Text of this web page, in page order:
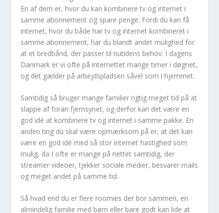
En af dem er, hvor du kan kombinere tv og internet i
samme abonnement og spare penge. Fordi du kan få
internet, hvor du både har tv og internet kombineret i
samme abonnement, har du blandt andet mulighed for
at et bredbånd, der passer til nutidens behov. I dagens
Danmark er vi ofte på internettet mange timer i døgnet,
og det gælder på arbejdspladsen såvel som i hjemmet.
Samtidig så bruger mange familier rigtig meget tid på at
slappe af foran fjernsynet, og derfor kan det være en
god idé at kombinere tv og internet i samme pakke. En
anden ting du skal være opmærksom på er, at det kan
være en god idé med så stor internet hastighed som
mulig, da I ofte er mange på nettet samtidig, der
streamer videoer, tjekker sociale medier, besvarer mails
og meget andet på samme tid.
Så hvad end du er flere roomies der bor sammen, en
almindelig familie med børn eller bare godt kan lide at